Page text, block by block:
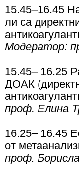
15.45–16.45
ли са
Модератор:
15.45– 16.25
ДОАК
проф. Елина
16.25– 16.45
от
проф.